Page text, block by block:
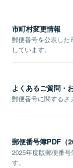
市町村変更情報
郵便番号を公表した
しています。
よくあるご質問・
郵便番号に関するさ
郵便番号簿PDF（
2025年度版郵便番
す。